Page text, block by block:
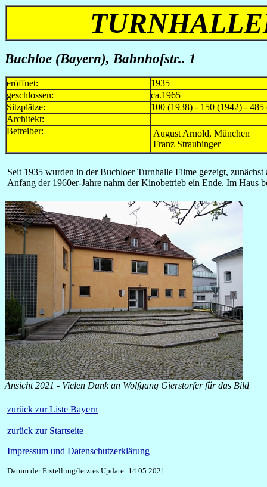
Buchloe (Bayern), Bahnhofstr.. 1
eröffnet:
1935
geschlossen:
ca.1965
Sitzplätze:
100 (1938) - 150 (1942) - 485
Architekt:
Betreiber:
August Arnold, München
Franz Straubinger
Seit 1935 wurden in der Buchloer Turnhalle Filme gezeigt,
Anfang der 1960er-Jahre nahm der Kinobetrieb ein Ende. Im Haus
Ansicht 2021 - Vielen Dank an Wolfgang Gierstorfer für das Bild
zurück zur Liste Bayern
zurück zur Startseite
Impressum und Datenschutzerklärung
Datum der Erstellung/letztes Update: 14.05.2021